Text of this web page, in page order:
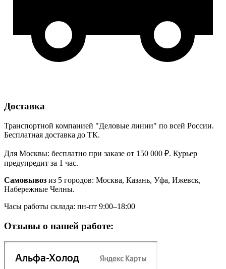
Доставка
Транспортной компанией "Деловые линии" по всей России.
Бесплатная доставка до ТК.
Для Москвы: бесплатно при заказе от 150 000 ₽. Курьер
предупредит за 1 час.
Самовывоз из 5 городов: Москва, Казань, Уфа, Ижевск,
Набережные Челны.
Часы работы склада: пн-пт 9:00–18:00
Отзывы о нашей работе: